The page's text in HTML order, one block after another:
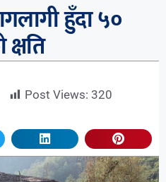
हुँदा ५०
Post Views: 320